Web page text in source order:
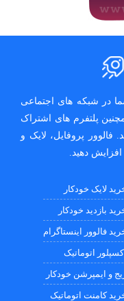
در شبکه های اجتماعی
پلتفرم های اشتراک
فالوور پروفایل، لایک و
دهید.
لایک خودکار
بازدید خودکار
فالوور اینستاگرام
اکسپلور اتوماتیک
و ایمپرشن خودکار
کامنت اتوماتیک